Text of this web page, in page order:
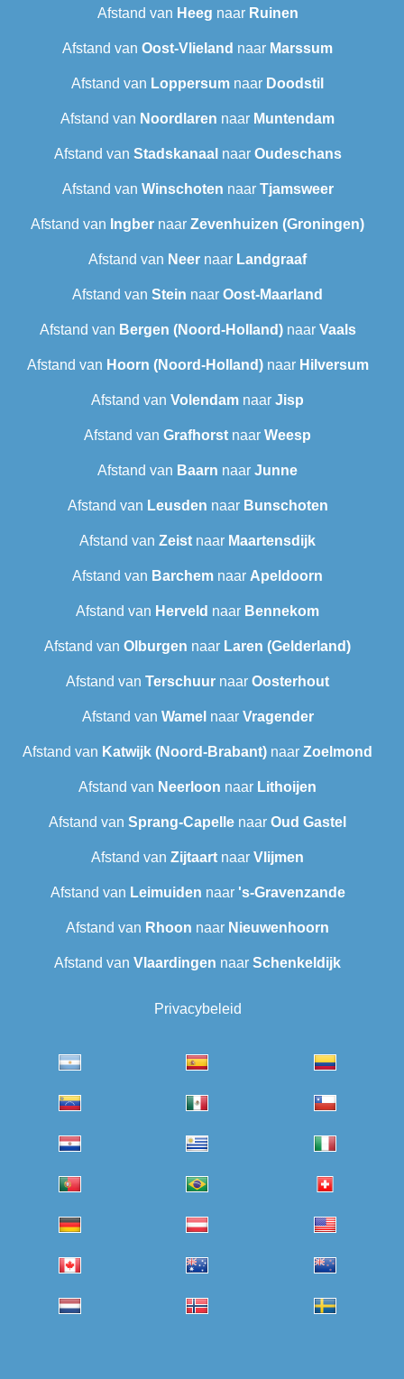
Afstand van Heeg naar Ruinen
Afstand van Oost-Vlieland naar Marssum
Afstand van Loppersum naar Doodstil
Afstand van Noordlaren naar Muntendam
Afstand van Stadskanaal naar Oudeschans
Afstand van Winschoten naar Tjamsweer
Afstand van Ingber naar Zevenhuizen (Groningen)
Afstand van Neer naar Landgraaf
Afstand van Stein naar Oost-Maarland
Afstand van Bergen (Noord-Holland)naar Vaals
Afstand van Hoorn (Noord-Holland)naar Hilversum
Afstand van Volendam naar Jisp
Afstand van Grafhorst naar Weesp
Afstand van Baarn naar Junne
Afstand van Leusden naar Bunschoten
Afstand van Zeist naar Maartensdijk
Afstand van Barchem naar Apeldoorn
Afstand van Herveld naar Bennekom
Afstand van Olburgen naar Laren (Gelderland)
Afstand van Terschuur naar Oosterhout
Afstand van Wamel naar Vragender
Afstand van Katwijk (Noord-Brabant) naar Zoelmond
Afstand van Neerloon naar Lithoijen
Afstand van Sprang-Capelle naar Oud Gastel
Afstand van Zijtaart naar Vlijmen
Afstand van Leimuiden naar 's-Gravenzande
Afstand van Rhoon naar Nieuwenhoorn
Afstand van Vlaardingen naar Schenkeldijk
Privacybeleid